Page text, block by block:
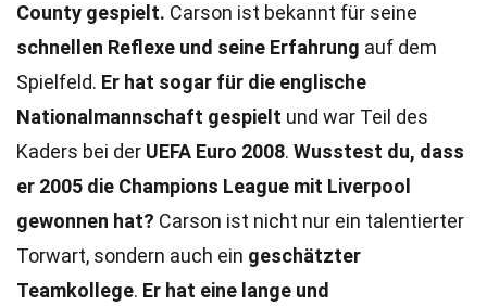
County gespielt. Carson ist bekannt für seine
schnellen Reflexe und seine Erfahrung auf dem
Spielfeld. Er hat sogar für die englische
Nationalmannschaft gespielt und war Teil des
Kaders bei der UEFA Euro 2008. Wusstest du, dass
er 2005 die Champions League mit Liverpool
gewonnen hat? Carson ist nicht nur ein talentierter
Torwart, sondern auch ein geschätzter
Teamkollege. Er hat eine lange und